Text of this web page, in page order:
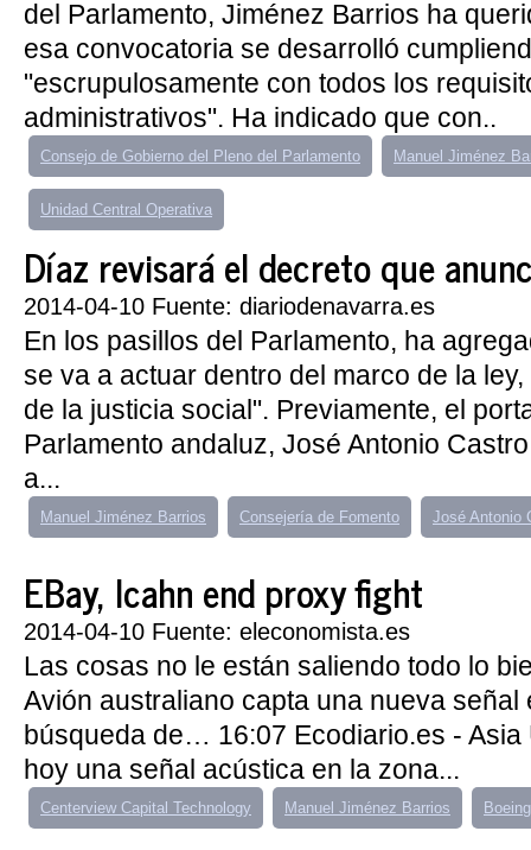
del Parlamento, Jiménez Barrios ha
esa convocatoria se desarrolló
"escrupulosamente con todos los
administrativos". Ha indicado que con..
Consejo de Gobierno del Pleno del Parlamento Manuel Jiménez
Unidad Central Operativa
Díaz revisará el decreto que
2014-04-10 Fuente: diariodenavarra.es
En los pasillos del Parlamento, ha
se va a actuar dentro del marco de la
de la justicia social". Previamente, el
Parlamento andaluz, José Antonio
a...
Manuel Jiménez Barrios Consejería de Fomento José Antonio
EBay, Icahn end proxy fight
2014-04-10 Fuente: eleconomista.es
Las cosas no le están saliendo todo lo
Avión australiano capta una nueva señal
búsqueda de… 16:07 Ecodiario.es - Asia
hoy una señal acústica en la zona...
Centerview Capital Technology Manuel Jiménez Barrios